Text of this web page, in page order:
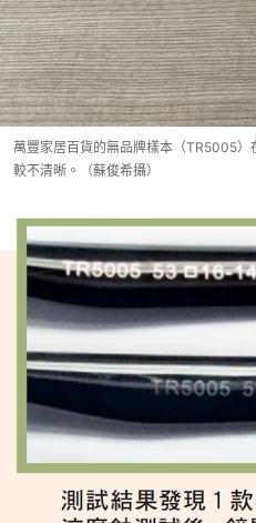
萬豐家居百貨的無品牌樣本（TR5005
較不清晰。（蘇俊希攝）